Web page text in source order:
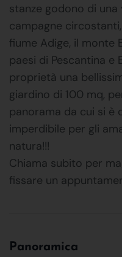
stanze godono di
campagne
fiume Adige, il monte
paesi di Pescantina e
proprietà una
giardino di 100 mq,
panorama da cui si è
imperdibile per gli
natura!!!
Chiama subito per
fissare un
Panoramica